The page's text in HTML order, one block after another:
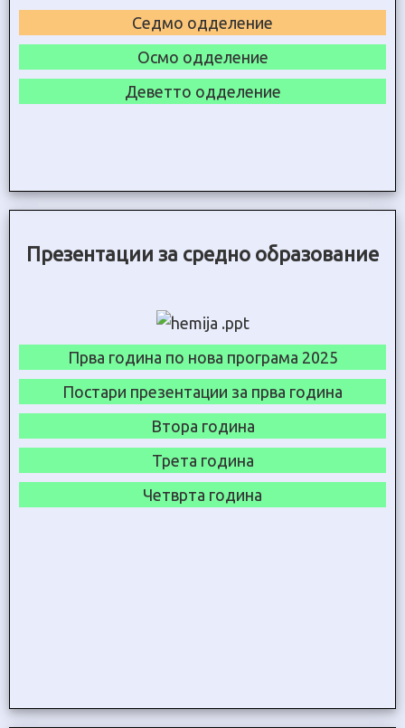
Седмо одделение
Осмо одделение
Деветто одделение
Презентации за средно образование
Прва година по нова програма 2025
Постари презентации за прва година
Втора година
Трета година
Четврта година